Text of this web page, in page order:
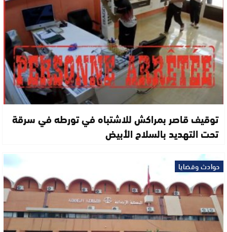
توقيف قاصر بمراكش للاشتباه في تورطه في سرقة
تحت التهديد بالسلاح الأبيض
حوادث وقضايا